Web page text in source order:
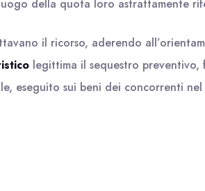
della quota loro astrattamente
il ricorso, aderendo
legittima il sequestro
eseguito sui beni dei concorrenti